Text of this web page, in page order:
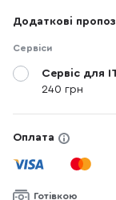
Додаткові
Сервіси
Сервіс для
240 грн
Оплата
Готівкою